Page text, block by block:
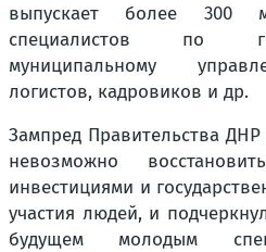
выпускает более 300
специалистов по
муниципальному
логистов, кадровиков и др.
Зампред Правительства
невозможно
инвестициями и
участия людей, и
будущем молодым